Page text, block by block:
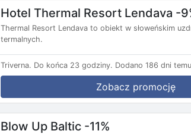
Hotel Thermal Resort Lendava -
Thermal Resort Lendava to obiekt w słoweńskim
termalnych.
Triverna. Do końca 23 godziny. Dodano 186 dni
Zobacz promocję
Blow Up Baltic -11%